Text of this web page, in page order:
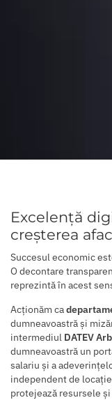
Excelență
creșterea
Succesul economic
O decontare
reprezintă în acest
Acționăm ca
dumneavoastră și
intermediul DATEV
dumneavoastră un
salariu și a
independent de
protejează resursele